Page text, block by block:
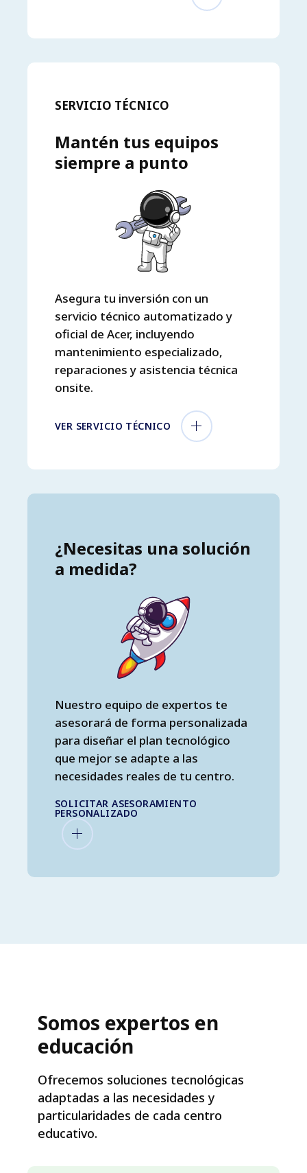
SERVICIO TÉCNICO
Mantén tus equipos
siempre a punto
Asegura tu inversión con un
servicio técnico automatizado y
oficial de Acer, incluyendo
mantenimiento especializado,
reparaciones y asistencia técnica
onsite.
VER SERVICIO TÉCNICO
¿Necesitas una solución
a medida?
Nuestro equipo de expertos te
asesorará de forma personalizada
para diseñar el plan tecnológico
que mejor se adapte a las
necesidades reales de tu centro.
SOLICITAR ASESORAMIENTO
PERSONALIZADO
Somos expertos en
educación
Ofrecemos soluciones tecnológicas
adaptadas a las necesidades y
particularidades de cada centro
educativo.